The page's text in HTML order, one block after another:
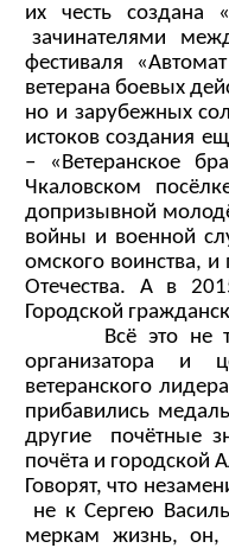
их честь создана
зачинателями
фестиваля
ветерана боевых
но и зарубежных
истоков создания
– «Ветеранское
Чкаловском
допризывной
войны и военной
омского воинства,
Отечества. А в
Городской
Всё это не
организатора и
ветеранского
прибавились
другие почётные
почёта и городской
Говорят, что
не к Сергею
меркам жизнь,